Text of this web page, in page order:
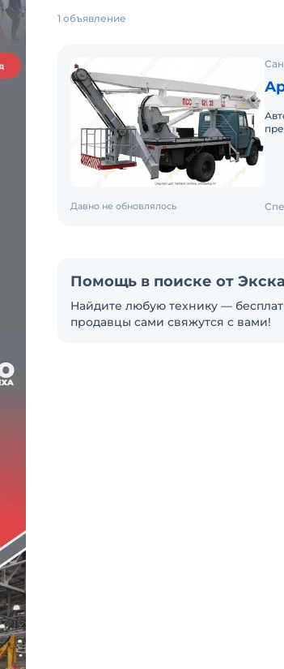
1 объявление
Давно не обновлялось
Помощь в поиске от
Найдите любую технику —
продавцы сами свяжутся с вами!